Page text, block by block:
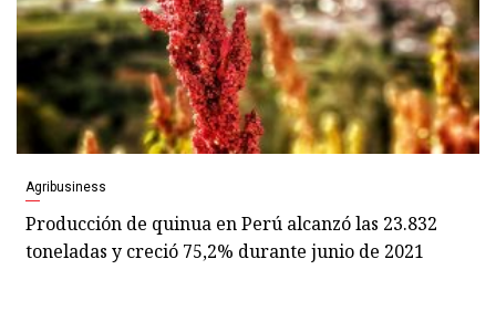
Agribusiness
Producción de quinua en Perú alcanzó las 23.832
toneladas y creció 75,2% durante junio de 2021